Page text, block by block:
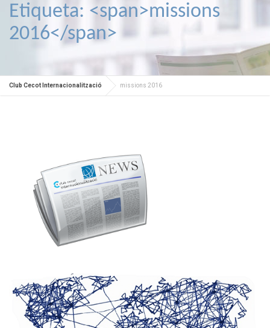
Etiqueta: <span>missions
2016</span>
Club Cecot Internacionalització missions 2016